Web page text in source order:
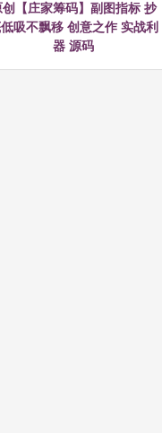
创【庄家筹码】副图指标 抄
吸不飘移 创意之作 实战利
器 源码